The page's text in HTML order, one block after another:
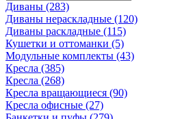
Диваны (283)
Диваны нераскладные (120)
Диваны раскладные (115)
Кушетки и оттоманки (5)
Модульные комплекты (43)
Кресла (385)
Кресла (268)
Кресла вращающиеся (90)
Кресла офисные (27)